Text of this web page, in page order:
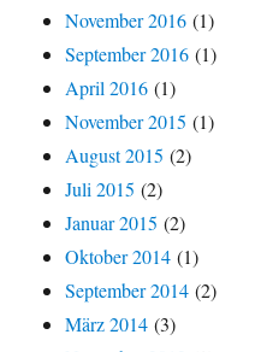
November 2016 (1)
September 2016 (1)
April 2016 (1)
November 2015 (1)
August 2015 (2)
Juli 2015 (2)
Januar 2015 (2)
Oktober 2014 (1)
September 2014 (2)
März 2014 (3)